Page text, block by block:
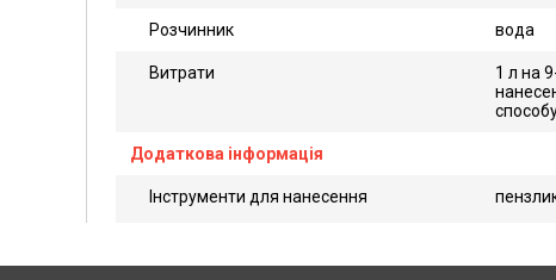
Розчинник вода
Витрати
1 л на
Додаткова інформація
Інструменти для нанесення